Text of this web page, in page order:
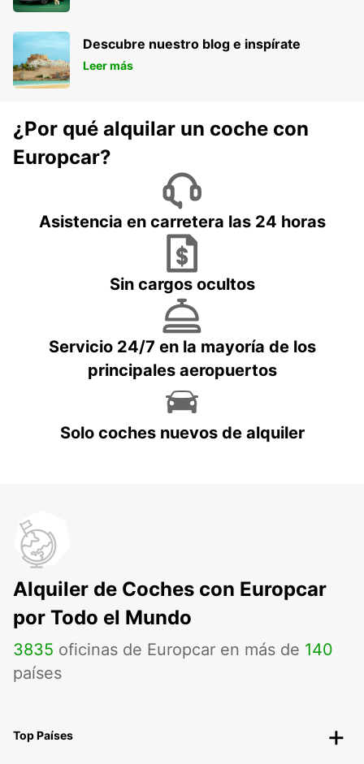
Descubre nuestro blog e inspírate
Leer más
¿Por qué alquilar un coche con
Europcar?
Asistencia en carretera las 24 horas
Sin cargos ocultos
Servicio 24/7 en la mayoría de los
principales aeropuertos
Solo coches nuevos de alquiler
Alquiler de Coches con Europcar
por Todo el Mundo
3835 oficinas de Europcar en más de 140
países
Top Países